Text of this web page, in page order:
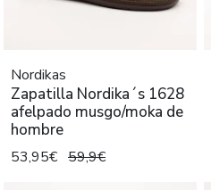
Nordikas
Zapatilla Nordika´s 1628
afelpado musgo/moka de
hombre
53,95€ 59,9€